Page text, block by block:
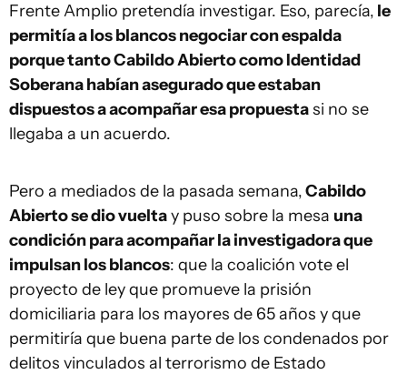
Frente Amplio pretendía investigar. Eso, parecía, le
permitía a los blancos negociar con espalda
porque tanto Cabildo Abierto como Identidad
Soberana habían asegurado que estaban
dispuestos a acompañar esa propuestasi no se
llegaba a un acuerdo.
Pero a mediados de la pasada semana,Cabildo
Abierto se dio vueltay puso sobre la mesa una
condición para acompañar la investigadora que
impulsan los blancos: que la coalición vote el
proyecto de ley que promueve la prisión
domiciliaria para los mayores de 65 años y que
permitiría que buena parte de los condenados por
delitos vinculados al terrorismo de Estado